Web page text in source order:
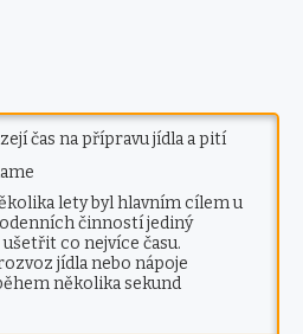
čas na přípravu jídla a pití
lety byl hlavním cílem u
činností jediný
ušetřit co nejvíce času.
jídla nebo nápoje
několika sekund